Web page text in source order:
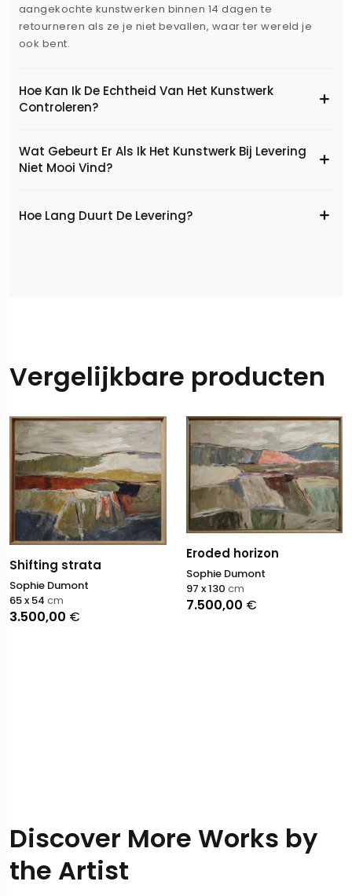
aangekochte kunstwerken binnen 14 dagen te
retourneren als ze je niet bevallen, waar ter wereld je
ook bent.
Hoe Kan Ik De Echtheid Van Het Kunstwerk
Controleren?
Wat Gebeurt Er Als Ik Het Kunstwerk Bij Levering
Niet Mooi Vind?
Hoe Lang Duurt De Levering?
Vergelijkbare producten
Shifting strata
Sophie Dumont
3.500,00 €
65 x 54 cm
Eroded horizon
Sophie Dumont
7.500,00 €
97 x 130 cm
Discover More Works by
the Artist